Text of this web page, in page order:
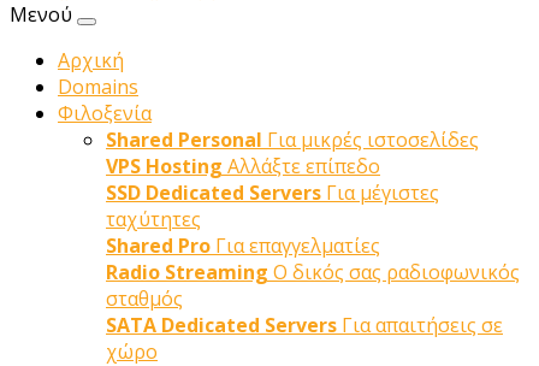
Μενού
Αρχική
Domains
Φιλοξενία
Shared Personal Για μικρές ιστοσελίδες
VPS Hosting Αλλάξτε επίπεδο
SSD Dedicated Servers Για μέγιστες
ταχύτητες
Shared Pro Για επαγγελματίες
Radio Streaming Ο δικός σας ραδιοφωνικός
σταθμός
SATA Dedicated Servers Για απαιτήσεις σε
χώρο